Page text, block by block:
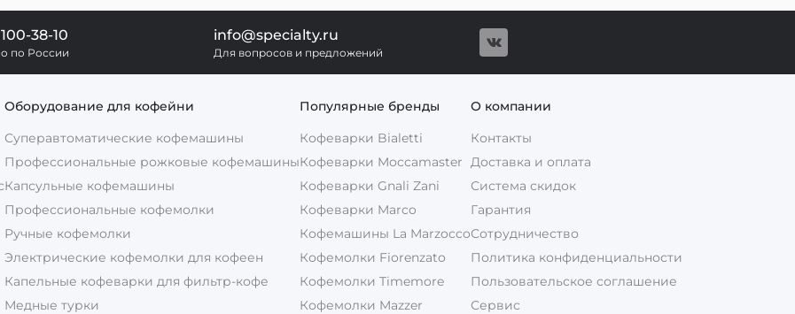
38-10
по России
info@specialty.ru
Для вопросов и предложений
Оборудование для кофейни
Суперавтоматические кофемашины
Профессиональные рожковые кофемашины
Капсульные кофемашины
Профессиональные кофемолки
Ручные кофемолки
Электрические кофемолки для кофеен
Капельные кофеварки для фильтр-кофе
Медные турки
Популярные бренды
Кофеварки Bialetti
Кофеварки Moccamaster
Кофеварки Gnali Zani
Кофеварки Marco
Кофемашины La Marzocco
Кофемолки Fiorenzato
Кофемолки Timemore
Кофемолки Mazzer
О компании
Контакты
Доставка и оплата
Система скидок
Гарантия
Сотрудничество
Политика конфиденциальности
Пользовательское соглашение
Сервис